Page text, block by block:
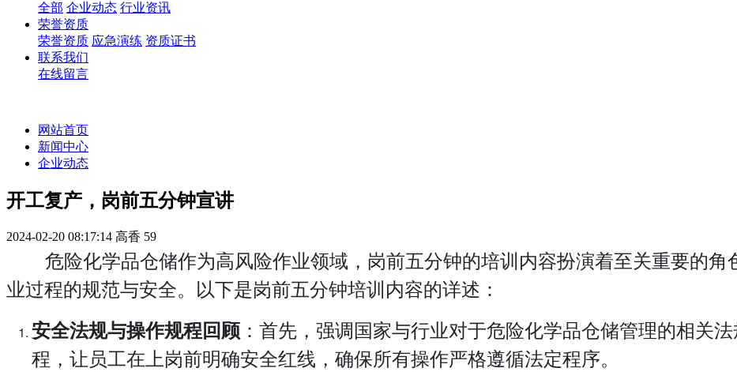
全部 企业动态 行业资讯
荣誉资质
荣誉资质 应急演练 资质证书
联系我们
在线留言
网站首页
新闻中心
企业动态
开工复产，岗前五分钟宣讲
2024-02-20 08:17:14 高香 59
危险化学品仓储作为高风险作业领域，岗前五分钟的培训内容扮演着至关重要的角
业过程的规范与安全。以下是岗前五分钟培训内容的详述：
安全法规与操作规程回顾 ：首先，强调国家与行业对于危险化学品仓储管理的相关
程，让员工在上岗前明确安全红线，确保所有操作严格遵循法定程序。